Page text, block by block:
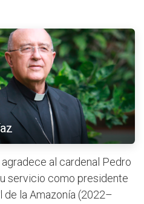
al cardenal Pedro
servicio como presidente
de la Amazonía (2022–